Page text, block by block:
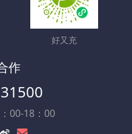
好又充
作
00-18：00